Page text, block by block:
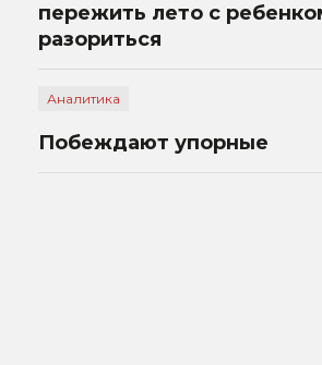
пережить лето с
разориться
Аналитика
Побеждают упорные